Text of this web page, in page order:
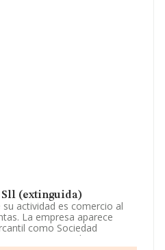
(extinguida)
actividad es comercio al
La empresa aparece
como Sociedad
es 'Comercio al por mayor